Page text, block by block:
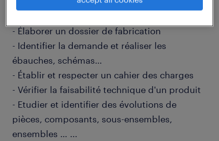
- Élaborer un dossier de fabrication
- Identifier la demande et réaliser les
ébauches, schémas…
- Établir et respecter un cahier des charges
- Vérifier la faisabilité technique d'un produit
- Etudier et identifier des évolutions de
pièces, composants, sous-ensembles,
ensembles … ...